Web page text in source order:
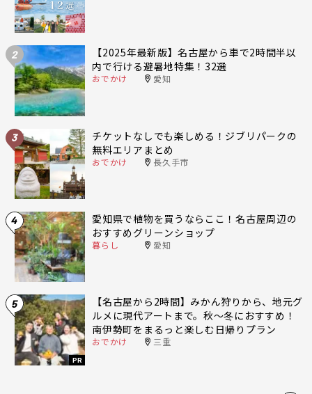
2
【2025年最新版】名古屋から車で2時間半以
内で行ける避暑地特集！32選
おでかけ 愛知
3
チケットなしでも楽しめる！ジブリパークの
無料エリアまとめ
おでかけ 長久手市
4
愛知県で植物を買うならここ！名古屋周辺の
おすすめグリーンショップ
暮らし 愛知
5
PR
【名古屋から2時間】みかん狩りから、地元グ
ルメに現代アートまで。秋〜冬におすすめ！
南伊勢町をまるっと楽しむ日帰りプラン
おでかけ 三重